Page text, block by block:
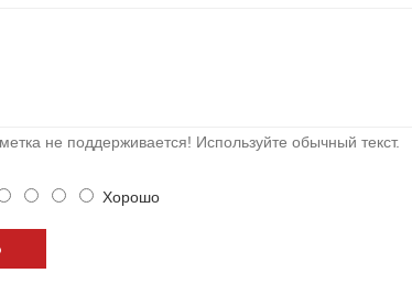
не поддерживается! Используйте обычный текст.
Хорошо